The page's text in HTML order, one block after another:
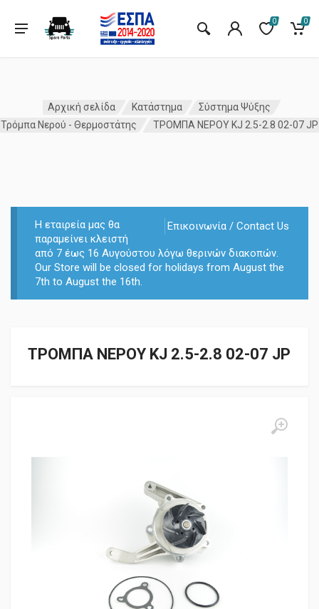
0 0
Αρχική σελίδα Κατάστημα
Σύστημα Ψύξης
Τρόμπα Νερού - Θερμοστάτης
ΤΡΟΜΠΑ ΝΕΡΟΥ KJ 2.5-2.8 02-07 JP
Επικοινωνία / Contact Us
Η εταιρεία μας θα
παραμείνει κλειστή
από 7 έως 16 Αυγούστου λόγω θερινών διακοπών.
Our Store will be closed for holidays from August the
7th to August the 16th.
ΤΡΟΜΠΑ ΝΕΡΟΥ KJ 2.5-2.8 02-07 JP